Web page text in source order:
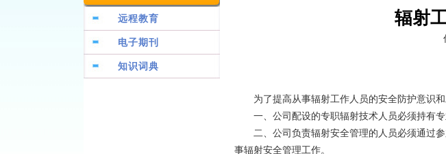
远程教育
电子期刊
知识词典
辐射
为了提高从事辐射工作人员的安全防护意识和
一、公司配设的专职辐射技术人员必须持有专
二、公司负责辐射安全管理的人员必须通过参
事辐射安全管理工作。